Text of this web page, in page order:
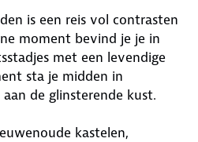
is een reis vol contrasten
moment bevind je je in
met een levendige
sta je midden in
de glinsterende kust.
kastelen,